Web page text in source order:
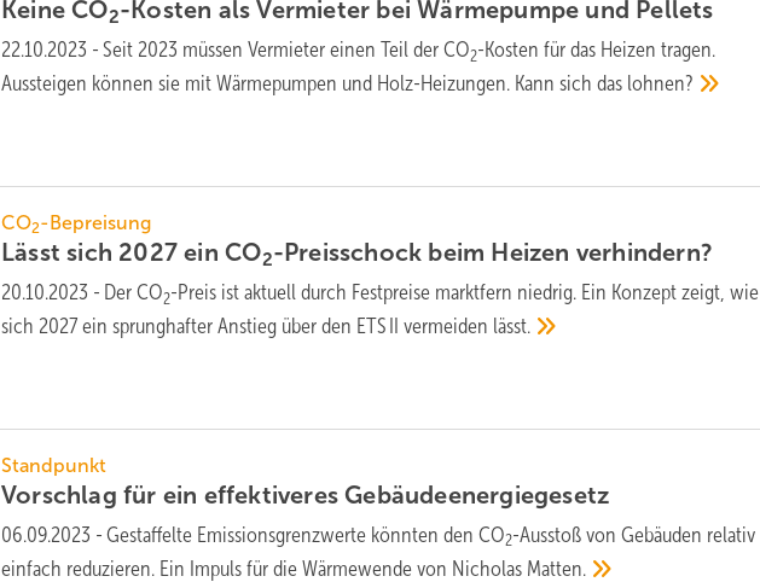
Keine CO2-Kosten als Vermieter bei Wärme­pumpe und Pellets
22.10.2023 - Seit 2023 müssen Vermieter einen Teil der CO2-Kosten für das Heizen tragen.
Aussteigen können sie mit Wärmepumpen und Holz-Heizungen. Kann sich das lohnen?
CO2-Bepreisung
Lässt sich 2027 ein CO2-Preis­schock beim Heizen verhindern?
20.10.2023 - Der CO2-Preis ist aktuell durch Festpreise marktfern niedrig. Ein Konzept zeigt, wie
sich 2027 ein sprunghafter Anstieg über den ETS II vermeiden lässt.
Standpunkt
Vorschlag für ein effektiveresGebäudeenergiegesetz
06.09.2023 - Gestaffelte Emissionsgrenzwerte könnten den CO2-Ausstoß von Gebäuden relativ
einfach reduzieren. Ein Impuls für die Wärmewende von Nicholas Matten.